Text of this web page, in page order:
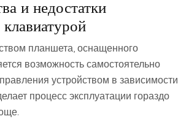
и недостатки
планшета, оснащенного
возможность самостоятельно
устройством в зависимости
процесс эксплуатации гораздо